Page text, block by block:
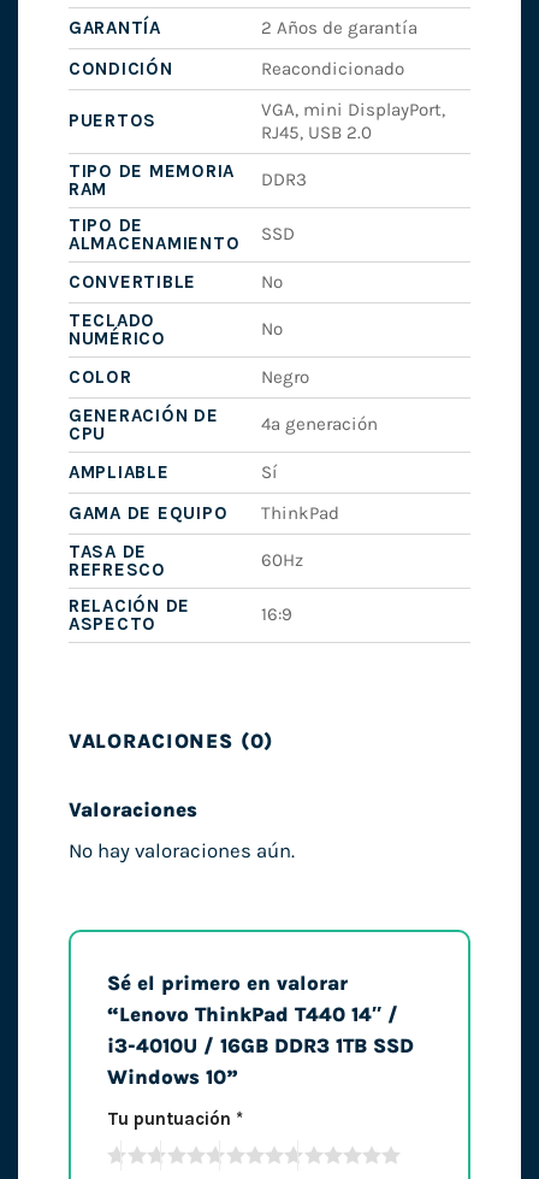
GARANTÍA
2 Años de garantía
CONDICIÓN
Reacondicionado
PUERTOS
VGA, mini DisplayPort,
RJ45, USB 2.0
TIPO DE MEMORIA
RAM
DDR3
TIPO DE
ALMACENAMIENTO
SSD
CONVERTIBLE
No
TECLADO
NUMÉRICO
No
COLOR
Negro
GENERACIÓN DE
CPU
4ª generación
AMPLIABLE
Sí
GAMA DE EQUIPO
ThinkPad
TASA DE
REFRESCO
60Hz
RELACIÓN DE
ASPECTO
16:9
VALORACIONES (0)
Valoraciones
No hay valoraciones aún.
Sé el primero en valorar
“Lenovo ThinkPad T440 14″ /
i3-4010U / 16GB DDR3 1TB SSD
Windows 10”
Tu puntuación *